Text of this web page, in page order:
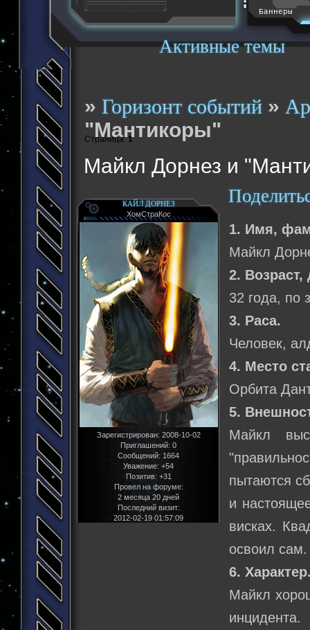
Активные темы
Баннеры
»Горизонт событий »
"Мантикоры"
Майкл Дорнез и
Страница:1
КАЙЛ ДОРНЕЗ
ХомСтраКос
Зарегистрирован: 2008-10-02
Приглашений: 0
Сообщений: 1664
Уважение: +54
Позитив: +31
Провел на форуме:
2 месяца 20 дней
Последний визит:
2012-02-19 01:57:09
1. Имя,
Майкл
2. Возраст,
32 года, по
3. Раса.
Человек,
4. Место
Орбита
5.
Майкл
пытаются
и
висках.
освоил сам.
6.
Майкл